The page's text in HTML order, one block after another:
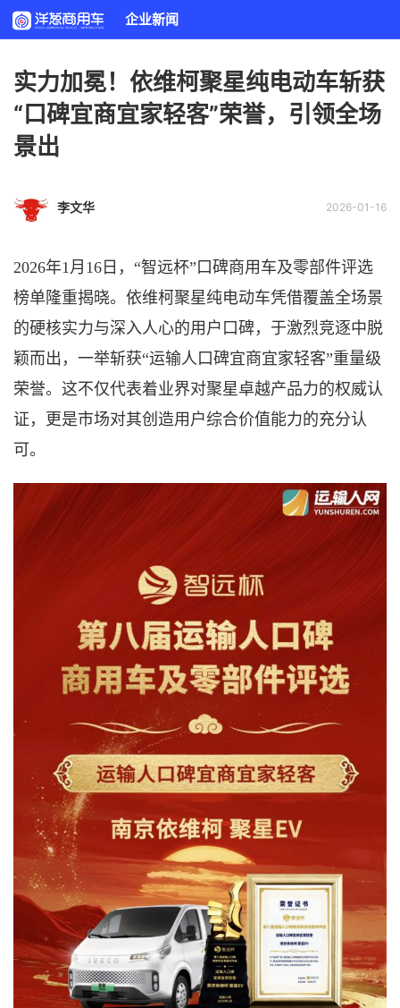
企业新闻
实力加冕！依维柯聚星纯电动车斩获
“口碑宜商宜家轻客”荣誉，引领全场
景出
2026-01-16
李文华
2026年1月16日，“智远杯”口碑商用车及零部件评选
榜单隆重揭晓。依维柯聚星纯电动车凭借覆盖全场景
的硬核实力与深入人心的用户口碑，于激烈竞逐中脱
颖而出，一举斩获“运输人口碑宜商宜家轻客”重量级
荣誉。这不仅代表着业界对聚星卓越产品力的权威认
证，更是市场对其创造用户综合价值能力的充分认
可。